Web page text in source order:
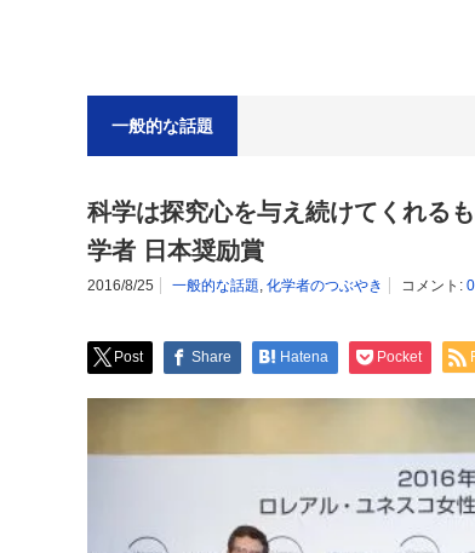
一般的な話題
科学は探究心を与え続けてくれる
学者 日本奨励賞
2016/8/25 一般的な話題, 化学者のつぶやき コメント:
Post Share Hatena Pocket